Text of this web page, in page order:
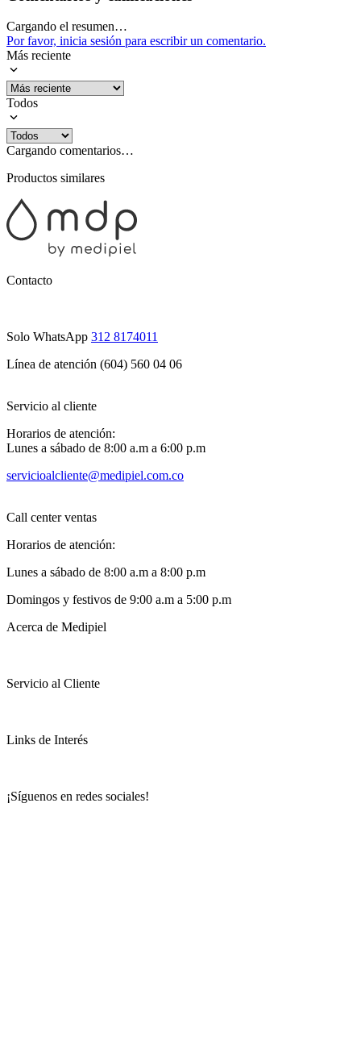
Cargando el resumen…
Por favor, inicia sesión para escribir un comentario.
Más reciente
Todos
Cargando comentarios…
Productos similares
Contacto
Solo WhatsApp 312 8174011
Línea de atención (604) 560 04 06
Servicio al cliente
Horarios de atención:
Lunes a sábado de 8:00 a.m a 6:00 p.m
servicioalcliente@medipiel.com.co
Call center ventas
Horarios de atención:
Lunes a sábado de 8:00 a.m a 8:00 p.m
Domingos y festivos de 9:00 a.m a 5:00 p.m
Acerca de Medipiel
Servicio al Cliente
Links de Interés
¡Síguenos en redes sociales!